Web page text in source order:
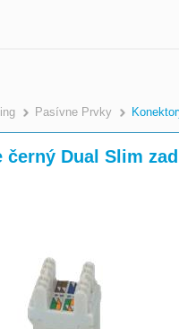
>
Pasívne Prvky
černý Dual Slim